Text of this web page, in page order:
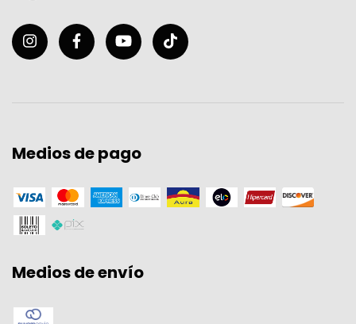
Medios de pago
Medios de envío